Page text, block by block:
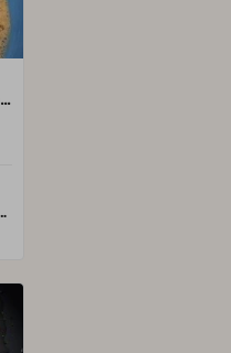
fraîches, jus de langoustine au martini dry